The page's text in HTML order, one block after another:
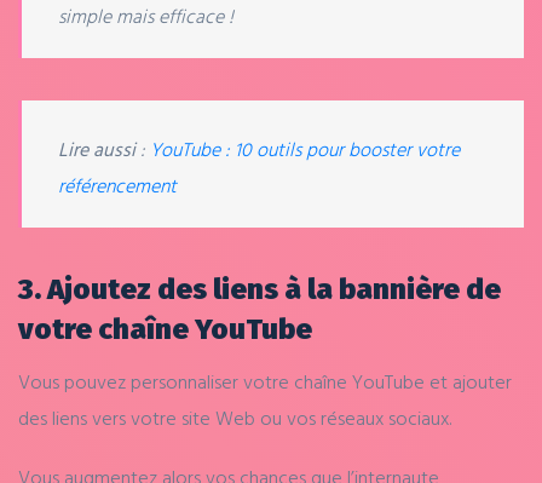
simple mais efficace !
Lire aussi: YouTube : 10 outils pour booster votre
référencement
3. Ajoutez des liens à la bannière de
votre chaîne YouTube
Vous pouvez personnaliser votre chaîne YouTube et ajouter
des liens vers votre site Web ou vos réseaux sociaux.